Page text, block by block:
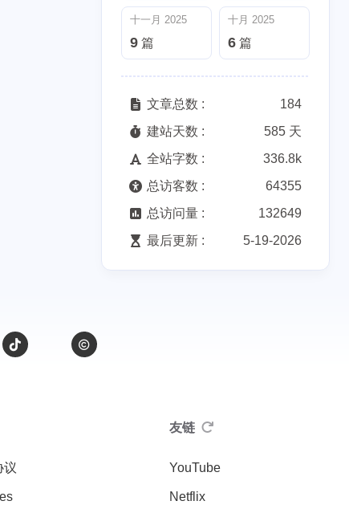
十一月 2025
9 篇
十月 2025
6 篇
文章总数 :
184
建站天数 :
585 天
全站字数 :
336.8k
总访客数 :
64355
总访问量 :
132649
最后更新 :
5-19-2026
议
友链
YouTube
Netflix